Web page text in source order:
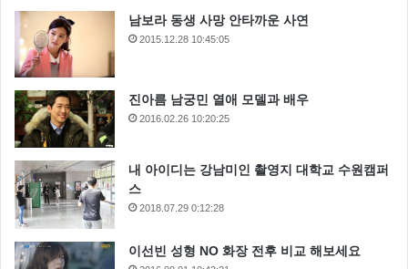
남보라 동생 사망 안타까운 사연
2015.12.28 10:45:05
진아름 남궁민 열애 모델과 배우
2016.02.26 10:20:25
내 아이디는 강남미인 촬영지 대학교 수원캠퍼
스
2018.07.29 0:12:28
이선빈 성형 NO 화장 전후 비교 해보세요